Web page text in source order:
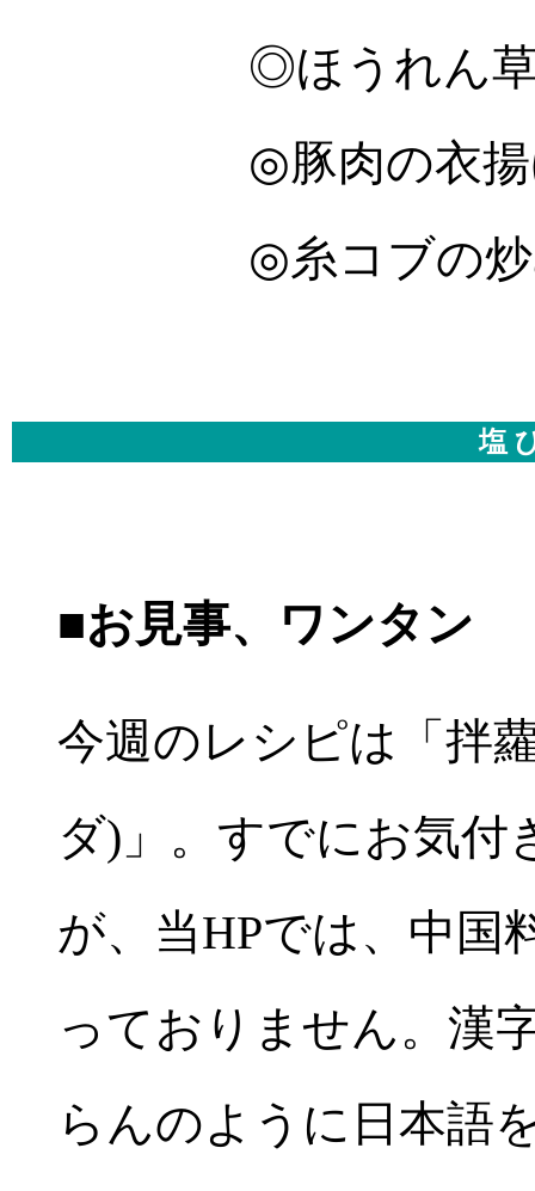
◎ほうれん草と
◎豚肉の衣揚げ
◎糸コブの炒
塩
■お見事、ワンタン
今週のレシピは「拌
ダ)」。すでにお気付
が、当HPでは、中国
っておりません。漢
らんのように日本語